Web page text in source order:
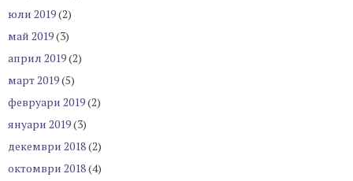
юли 2019(2)
май 2019(3)
април 2019(2)
март 2019(5)
февруари 2019(2)
януари 2019(3)
декември 2018(2)
октомври 2018(4)